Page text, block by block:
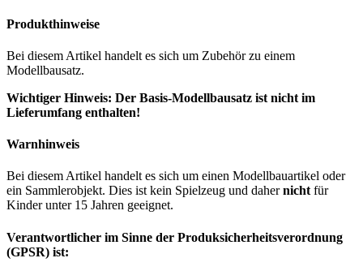
Produkthinweise
Bei diesem Artikel handelt es sich um Zubehör zu einem
Modellbausatz.
Wichtiger Hinweis: Der Basis-Modellbausatz ist nicht im
Lieferumfang enthalten!
Warnhinweis
Bei diesem Artikel handelt es sich um einen Modellbauartikel oder
ein Sammlerobjekt. Dies ist kein Spielzeug und dahernicht für
Kinder unter 15 Jahren geeignet.
Verantwortlicher im Sinne der Produksicherheitsverordnung
(GPSR) ist: